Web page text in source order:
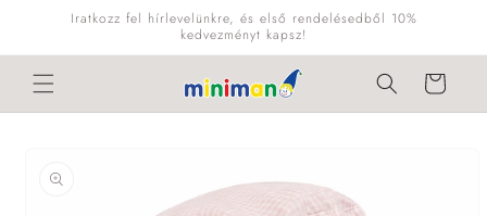
Ugrás aIratkozz fel hírlevelünkre, és első rendelésedből 10%
kedvezményt kapsz!
Kosár
ugrás a
termékadatokra